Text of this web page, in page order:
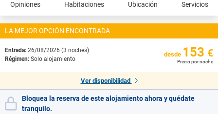
Opiniones Habitaciones Ubicación Servicios
LA MEJOR OPCIÓN ENCONTRADA
Entrada: 26/08/2026 (3 noches)
Régimen: Solo alojamiento
desde 153 €
Precio por noche
Ver disponibilidad
Bloquea la reserva de este alojamiento ahora y quédate
tranquilo.